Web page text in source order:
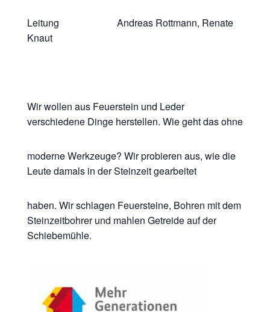
Leitung Andreas Rottmann, Renate
Knaut
Wir wollen aus Feuerstein und Leder
verschiedene Dinge herstellen. Wie geht das ohne
moderne Werkzeuge? Wir probieren aus, wie die
Leute damals in der Steinzeit gearbeitet
haben. Wir schlagen Feuersteine, Bohren mit dem
Steinzeitbohrer und mahlen Getreide auf der
Schiebemühle.